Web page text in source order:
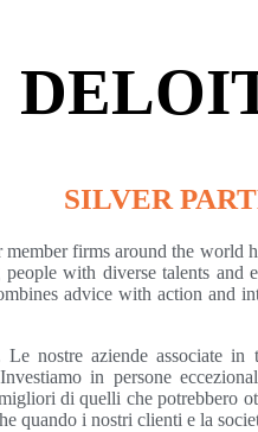
SILVER
firms around the world
with diverse talents and
advice with action and
nostre aziende associate
in persone
di quelli che potrebbero
quando i nostri clienti e la